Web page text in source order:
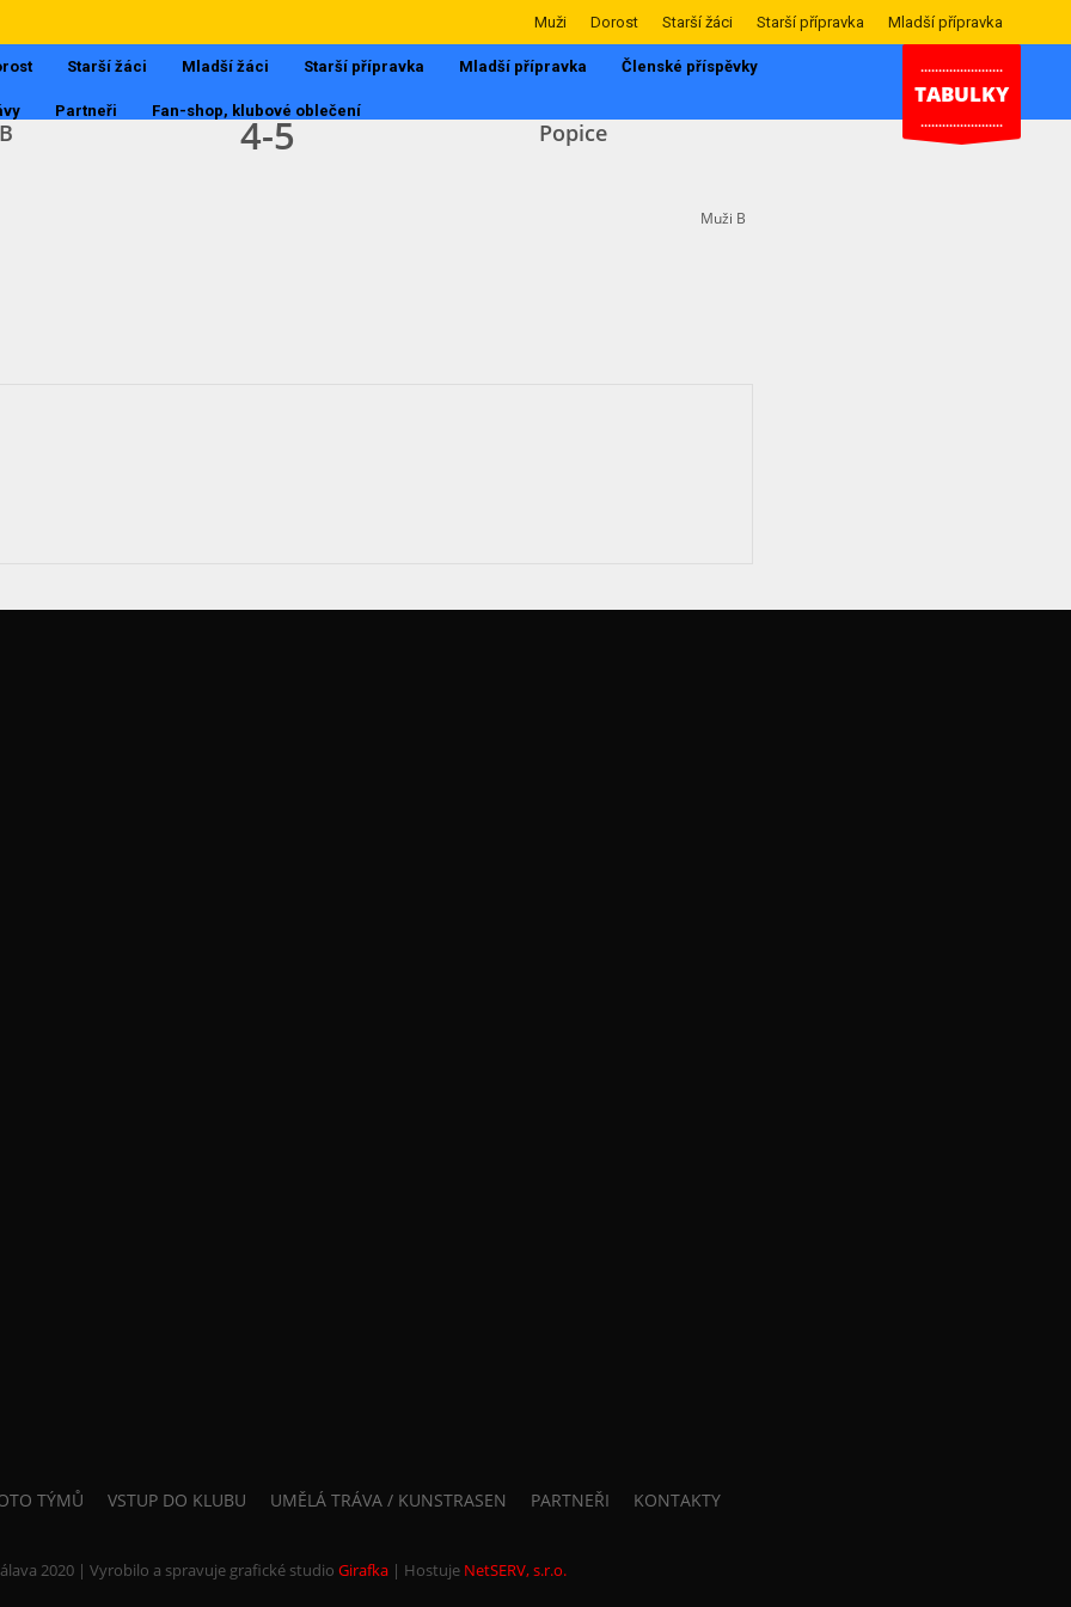
Muži Dorost Starší žáci Starší přípravka Mladší přípravka
Starší žáci Mladší žáci Starší přípravka Mladší přípravka Členské příspěvky
Partneři Fan-shop, klubové oblečení
.......................
TABULKY
.......................
15.8.2017, 19:55
4-5 Popice
Muži B
TÝMŮ VSTUP DO KLUBU UMĚLÁ TRÁVA / KUNSTRASEN PARTNEŘI KONTAKTY
2020 | Vyrobilo a spravuje grafické studio Girafka | Hostuje NetSERV, s.r.o.